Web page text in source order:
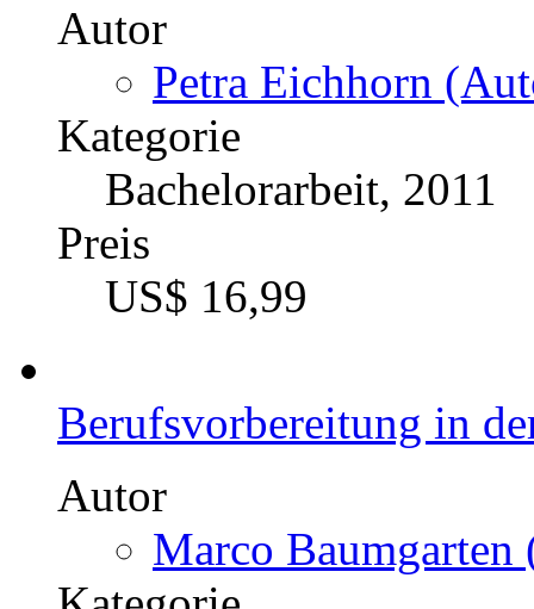
Autor
Petra Eichhorn
Kategorie
Bachelorarbeit, 2011
Preis
US$ 16,99
Berufsvorbereitung in
Autor
Marco